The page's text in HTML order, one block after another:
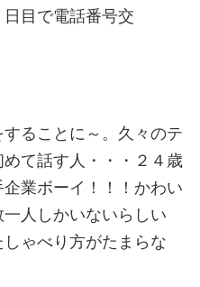
目で電話番号交
ることに～。久々のテ
て話す人・・・２４歳
業ボーイ！！！かわい
人しかいないらしい
ゃべり方がたまらな